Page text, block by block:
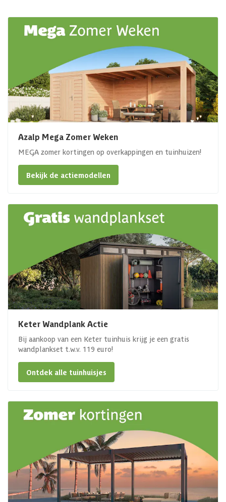
Azalp Mega Zomer Weken
MEGA zomer kortingen op overkappingen en tuinhuizen!
Bekijk de actiemodellen
Keter Wandplank Actie
Bij aankoop van een Keter tuinhuis krijg je een gratis
wandplankset t.w.v. 119 euro!
Ontdek alle tuinhuisjes